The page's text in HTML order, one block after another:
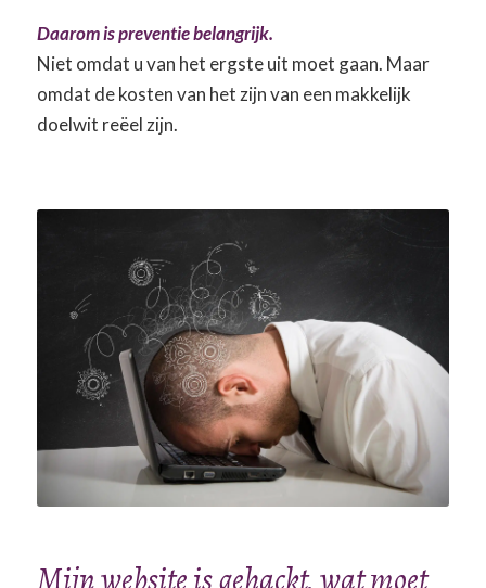
Daarom is preventie belangrijk.
Niet omdat u van het ergste uit moet gaan. Maar
omdat de kosten van het zijn van een makkelijk
doelwit reëel zijn.
Mijn website is gehackt, wat moet